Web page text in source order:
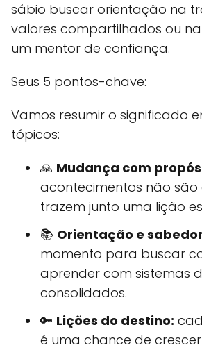
sábio buscar orientação na
valores compartilhados ou
um mentor de confiança.
Seus 5 pontos-chave:
Vamos resumir o significado
tópicos:
🙏 Mudança com
acontecimentos não são
trazem junto uma lição
📚 Orientação e
momento para buscar
aprender com sistemas
consolidados.
🔑 Lições do destino:
é uma chance de